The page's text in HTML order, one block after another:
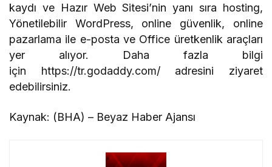
kaydı ve Hazır Web Sitesi’nin yanı sıra hosting,
Yönetilebilir WordPress, online güvenlik, online
pazarlama ile e-posta ve Office üretkenlik araçları
yer alıyor. Daha fazla bilgi
için https://tr.godaddy.com/ adresini ziyaret
edebilirsiniz.
Kaynak: (BHA) – Beyaz Haber Ajansı